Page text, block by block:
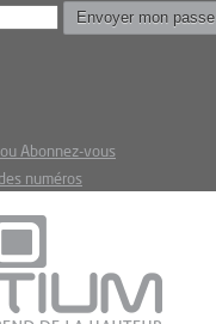
Abonnez-vous
numéros